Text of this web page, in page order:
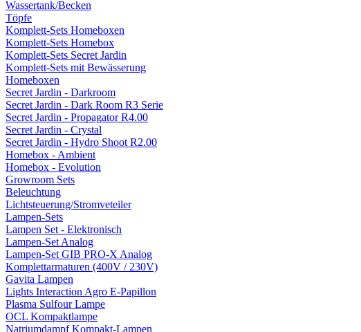
Wassertank/Becken
Töpfe
Komplett-Sets Homeboxen
Komplett-Sets Homebox
Komplett-Sets Secret Jardin
Komplett-Sets mit Bewässerung
Homeboxen
Secret Jardin - Darkroom
Secret Jardin - Dark Room R3 Serie
Secret Jardin - Propagator R4.00
Secret Jardin - Crystal
Secret Jardin - Hydro Shoot R2.00
Homebox - Ambient
Homebox - Evolution
Growroom Sets
Beleuchtung
Lichtsteuerung/Stromveteiler
Lampen-Sets
Lampen Set - Elektronisch
Lampen-Set Analog
Lampen-Set GIB PRO-X Analog
Komplettarmaturen (400V / 230V)
Gavita Lampen
Lights Interaction Agro E-Papillon
Plasma Sulfour Lampe
OCL Kompaktlampe
Natriumdampf Kompakt-Lampen